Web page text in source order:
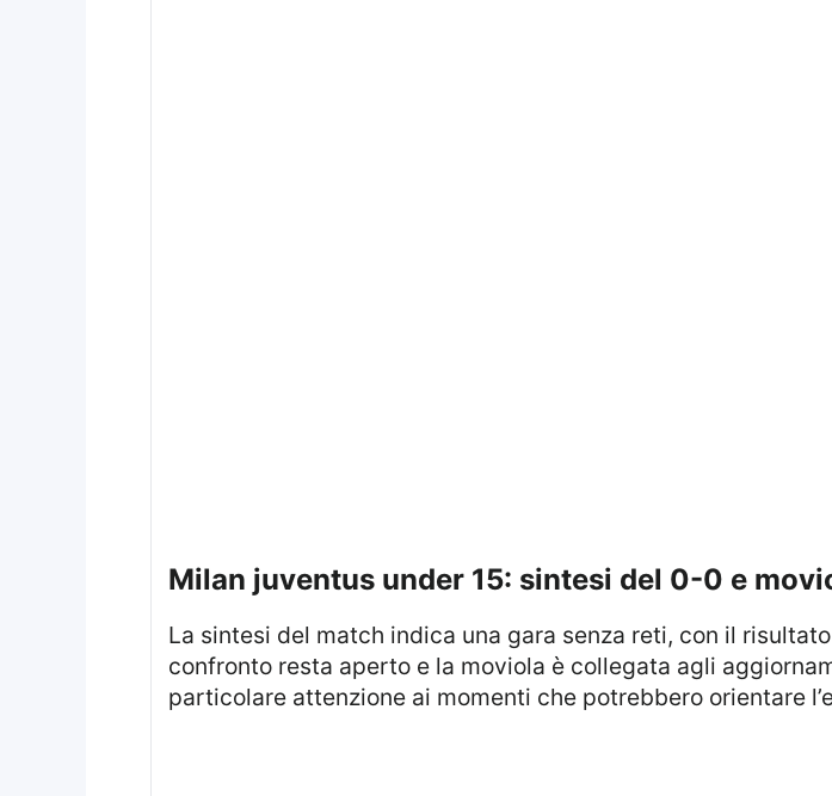
milan juventus under 15: sintesi del 0-0 e
La sintesi del match indica una gara senza reti, con il
confronto resta aperto e la moviola è collegata agli
particolare attenzione ai momenti che potrebbero orientare